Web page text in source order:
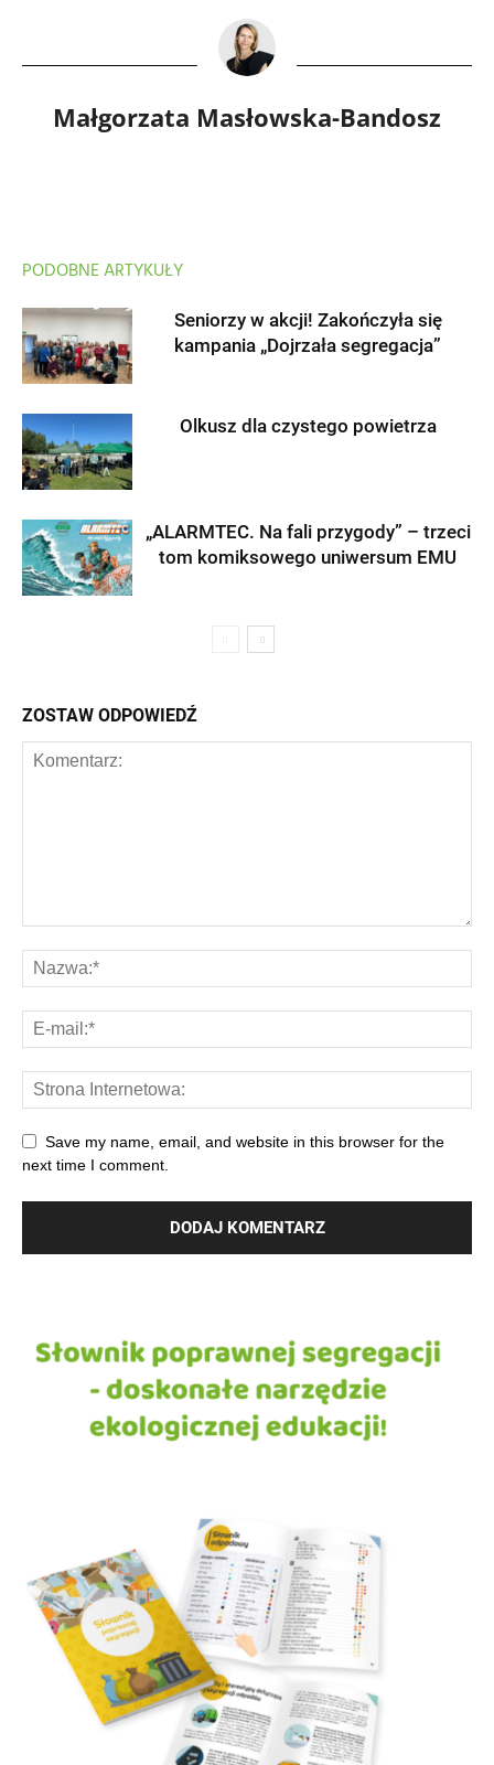
Małgorzata Masłowska-Bandosz
PODOBNE ARTYKUŁY
Seniorzy w akcji! Zakończyła się
kampania „Dojrzała segregacja”
Olkusz dla czystego powietrza
„ALARMTEC. Na fali przygody” – trzeci
tom komiksowego uniwersum EMU
ZOSTAW ODPOWIEDŹ
Save my name, email, and website in this browser for the
next time I comment.